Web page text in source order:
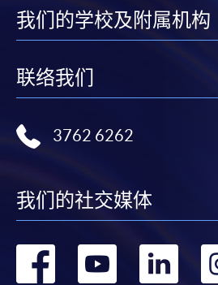
我们的学校及附属机构
联络我们
3762 6262
我们的社交媒体
转 转 转